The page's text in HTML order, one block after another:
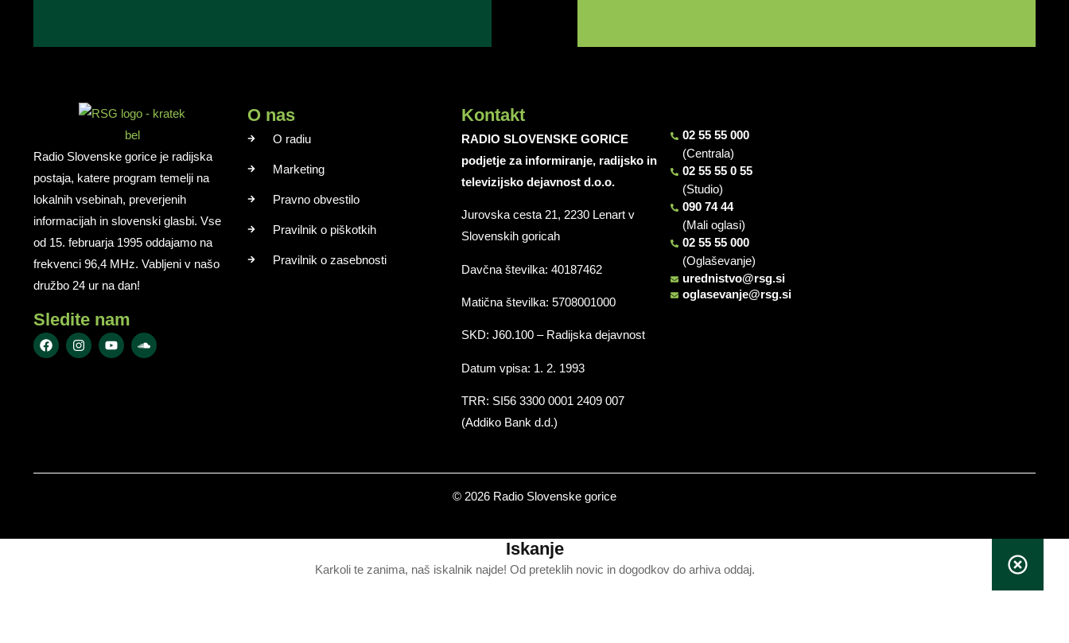
Radio Slovenske gorice je radijska
postaja, katere program temelji na
lokalnih vsebinah, preverjenih
informacijah in slovenski glasbi. Vse
od 15. februarja 1995 oddajamo na
frekvenci 96,4 MHz. Vabljeni v našo
družbo 24 ur na dan!
Sledite nam
O nas
O radiu
Marketing
Pravno obvestilo
Pravilnik o piškotkih
Pravilnik o zasebnosti
Kontakt
RADIO SLOVENSKE GORICE
podjetje za informiranje, radijsko in
televizijsko dejavnost d.o.o.
Jurovska cesta 21, 2230 Lenart v
Slovenskih goricah
Davčna številka: 40187462
Matična številka: 5708001000
SKD: J60.100 – Radijska dejavnost
Datum vpisa: 1. 2. 1993
TRR: SI56 3300 0001 2409 007
(Addiko Bank d.d.)
02 55 55 000
(Centrala)
02 55 55 0 55
(Studio)
090 74 44
(Mali oglasi)
02 55 55 000
(Oglaševanje)
urednistvo@rsg.si
oglasevanje@rsg.si
© 2026 Radio Slovenske gorice
Iskanje
Karkoli te zanima, naš iskalnik najde! Od preteklih novic in dogodkov do arhiva oddaj.